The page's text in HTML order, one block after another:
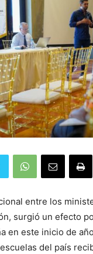
entre los
surgió un efecto
en este inicio de
del país